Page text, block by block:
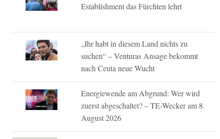
Establishment das Fürchten lehrt
„Ihr habt in diesem Land nichts zu
suchen“ – Venturas Ansage bekommt
nach Ceuta neue Wucht
Energiewende am Abgrund: Wer wird
zuerst abgeschaltet? – TE-Wecker am 8.
August 2026